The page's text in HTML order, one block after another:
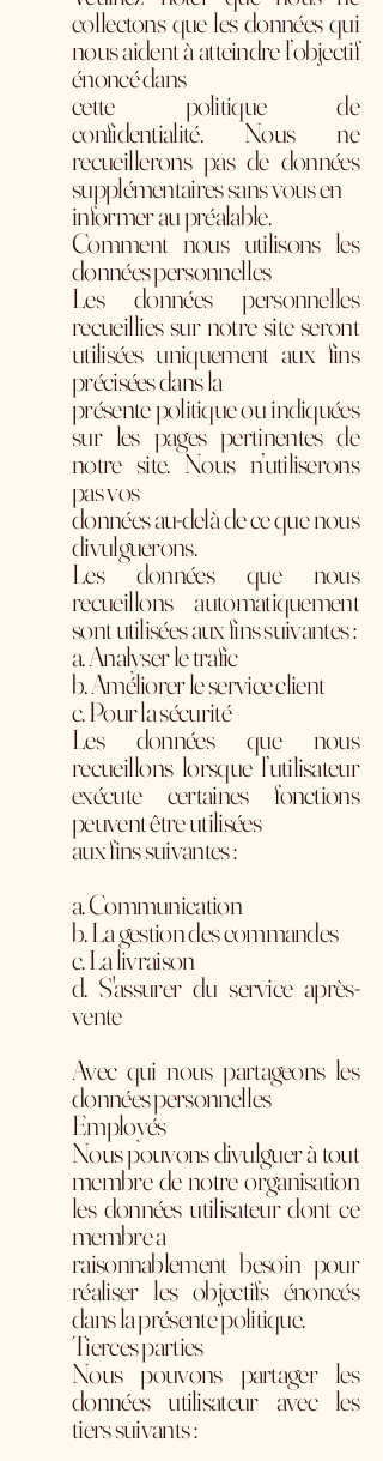
collectons que les données qui
nous aident à atteindre l’objectif
énoncé dans
cette politique de
confidentialité. Nous ne
recueillerons pas de données
supplémentaires sans vous en
informer au préalable.
Comment nous utilisons les
données personnelles
Les données personnelles
recueillies sur notre site seront
utilisées uniquement aux fins
précisées dans la
présente politique ou indiquées
sur les pages pertinentes de
notre site. Nous n’utiliserons
pas vos
données au-delà de ce que nous
divulguerons.
Les données que nous
recueillons automatiquement
sont utilisées aux fins suivantes :
a. Analyser le trafic
b. Améliorer le service client
c. Pour la sécurité
Les données que nous
recueillons lorsque l’utilisateur
exécute certaines fonctions
peuvent être utilisées
aux fins suivantes :
a. Communication
b. La gestion des commandes
c. La livraison
d. S'assurer du service après-
vente
Avec qui nous partageons les
données personnelles
Employés
Nous pouvons divulguer à tout
membre de notre organisation
les données utilisateur dont ce
membre a
raisonnablement besoin pour
réaliser les objectifs énoncés
dans la présente politique.
Tierces parties
Nous pouvons partager les
données utilisateur avec les
tiers suivants :